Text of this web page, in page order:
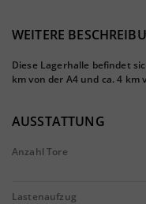
WEITERE
Diese Lagerhalle befindet
km von der A4 und ca. 4
AUSSTATTUNG
Anzahl Tore
Lastenaufzug